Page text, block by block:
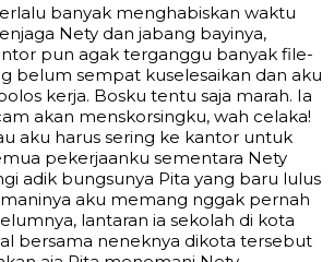
banyak menghabiskan waktu
Nety dan jabang bayinya,
pun agak terganggu banyak file-
belum sempat kuselesaikan dan aku
kerja. Bosku tentu saja marah. Ia
akan menskorsingku, wah celaka!
aku harus sering ke kantor untuk
pekerjaanku sementara Nety
adik bungsunya Pita yang baru lulus
aku memang nggak pernah
lantaran ia sekolah di kota
bersama neneknya dikota tersebut